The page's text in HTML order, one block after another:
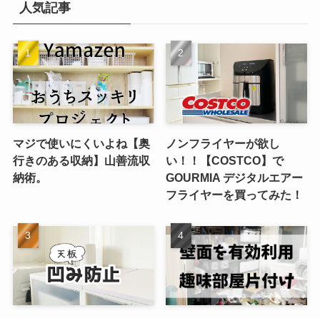
ブ
人気記事
マジで使いにくいよね【奥
行きのある収納】山善流収
納術。
ノンフライヤーが欲し
い！！【COSTCO】で
GOURMIA デジタルエアー
フライヤーを買ってみた！